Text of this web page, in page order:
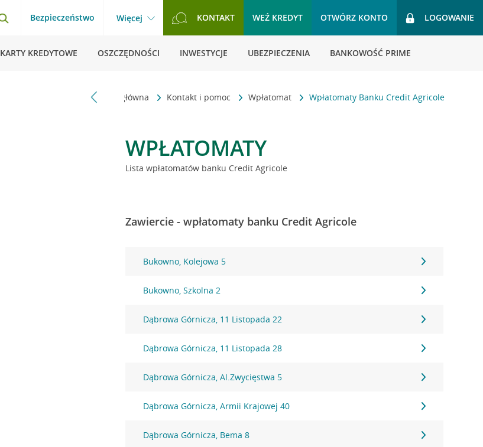
Bezpieczeństwo Więcej KONTAKT WEŹ KREDYT OTWÓRZ KONTO LOGOWANIE
KARTY KREDYTOWE OSZCZĘDNOŚCI INWESTYCJE UBEZPIECZENIA BANKOWOŚĆ PRIME
Strona główna Kontakt i pomoc Wpłatomat Wpłatomaty Banku Credit Agricole
WPŁATOMATY
Lista wpłatomatów banku Credit Agricole
Zawiercie - wpłatomaty banku Credit Agricole
Bukowno, Kolejowa 5
Bukowno, Szkolna 2
Dąbrowa Górnicza, 11 Listopada 22
Dąbrowa Górnicza, 11 Listopada 28
Dąbrowa Górnicza, Al.Zwycięstwa 5
Dąbrowa Górnicza, Armii Krajowej 40
Dąbrowa Górnicza, Bema 8